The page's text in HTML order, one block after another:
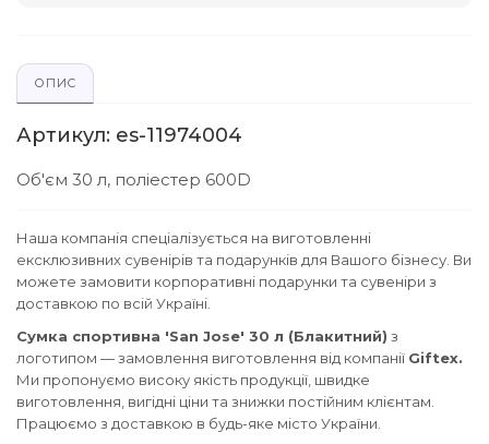
ОПИС
Артикул: es-11974004
Об'єм 30 л, поліестер 600D
Наша компанія спеціалізується на виготовленні
ексклюзивних сувенірів та подарунків для Вашого бізнесу. Ви
можете замовити корпоративні подарунки та сувеніри з
доставкою по всій Україні.
Сумка спортивна 'San Jose' 30 л (Блакитний) з
логотипом — замовлення виготовлення від компанії Giftex.
Ми пропонуємо високу якість продукції, швидке
виготовлення, вигідні ціни та знижки постійним клієнтам.
Працюємо з доставкою в будь-яке місто України.